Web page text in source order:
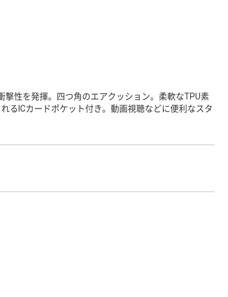
性を発揮。四つ角のエアクッション。柔軟なTPU素
るICカードポケット付き。動画視聴などに便利なスタ